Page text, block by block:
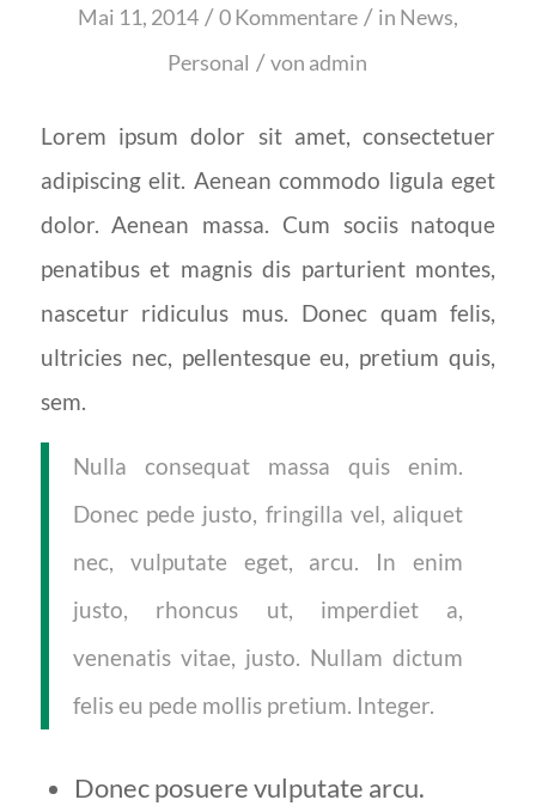
Mai 11, 2014 / 0 Kommentare / in News,
Personal / von admin
Lorem ipsum dolor sit amet, consectetuer
adipiscing elit. Aenean commodo ligula eget
dolor. Aenean massa. Cum sociis natoque
penatibus et magnis dis parturient montes,
nascetur ridiculus mus. Donec quam felis,
ultricies nec, pellentesque eu, pretium quis,
sem.
Nulla consequat massa quis enim.
Donec pede justo, fringilla vel, aliquet
nec, vulputate eget, arcu. In enim
justo, rhoncus ut, imperdiet a,
venenatis vitae, justo. Nullam dictum
felis eu pede mollis pretium. Integer.
Donec posuere vulputate arcu.